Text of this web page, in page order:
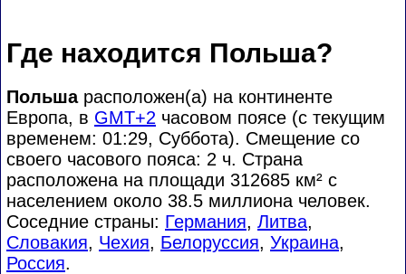
Где находится Польша?
Польшарасположен(а) на континенте
Европа, в GMT+2 часовом поясе (с текущим
временем: 01:29, Суббота). Смещение со
своего часового пояса: 2 ч. Страна
расположена на площади 312685 км² с
населением около 38.5 миллиона человек.
Соседние страны: Германия, Литва,
Словакия, Чехия, Белоруссия, Украина,
Россия.